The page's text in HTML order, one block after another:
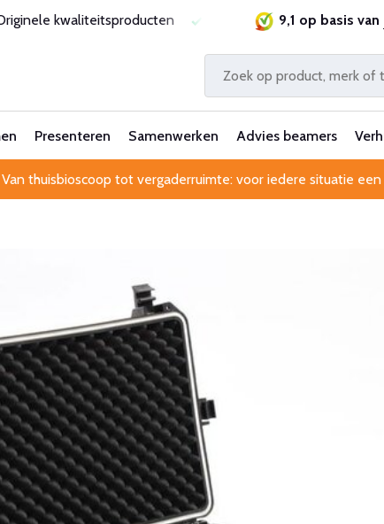
kwaliteitsproducten Laagste prijsgarantie
9,1 op basis van
Presenteren Samenwerken Advies beamers
Van thuisbioscoop tot vergaderruimte: voor iedere situatie